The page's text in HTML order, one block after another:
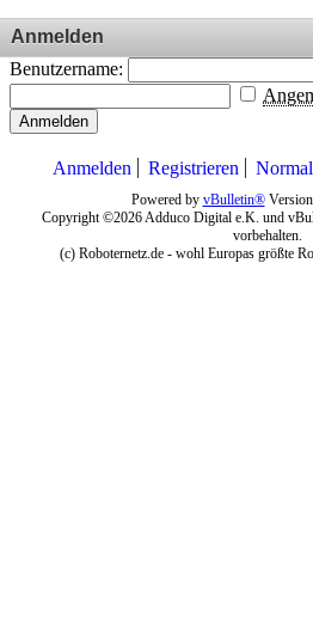
Anmelden
Benutzername:
Anmelden
Anmelden Registrieren
Powered by vBulletin®
Copyright ©2026 Adduco Digital e.K. und
vorbehalten.
(c) Roboternetz.de - wohl Europas größte